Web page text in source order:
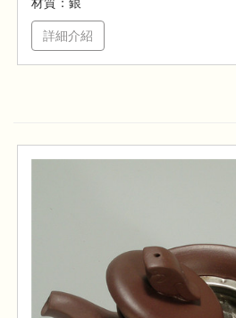
詳細介紹